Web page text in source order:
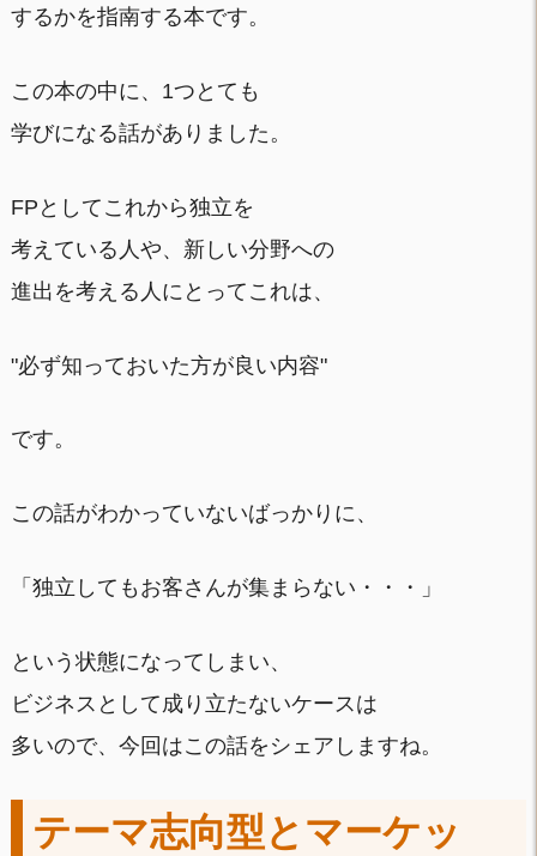
するかを指南する本です。
この本の中に、1つとても
学びになる話がありました。
FPとしてこれから独立を
考えている人や、新しい分野への
進出を考える人にとってこれは、
"必ず知っておいた方が良い内容"
です。
この話がわかっていないばっかりに、
「独立してもお客さんが集まらない・・・」
という状態になってしまい、
ビジネスとして成り立たないケースは
多いので、今回はこの話をシェアしますね。
テーマ志向型とマーケッ